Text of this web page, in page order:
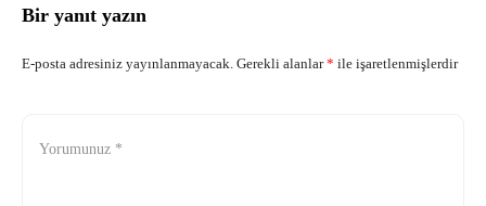
Bir yanıt yazın
E-posta adresiniz yayınlanmayacak. Gerekli alanlar* ile işaretlenmişlerdir